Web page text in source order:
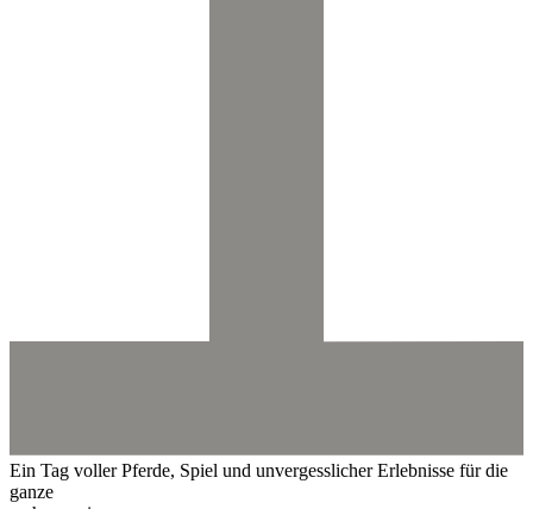
Ein Tag voller Pferde, Spiel und unvergesslicher Erlebnisse für die
ganze